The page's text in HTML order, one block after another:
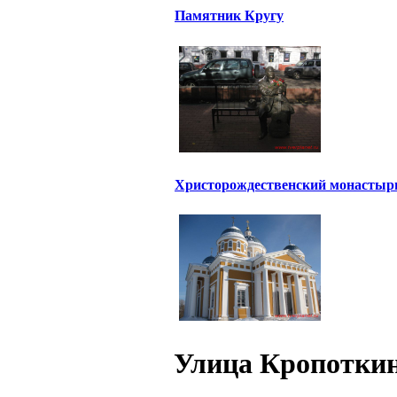
Памятник Кругу
Христорождественский
Улица